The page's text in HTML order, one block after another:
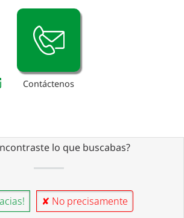
Contáctenos
lo que buscabas?
✘ No precisamente